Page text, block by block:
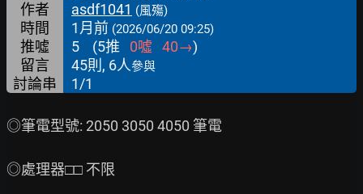
作者 asdf1041 (風殤)
時間 1月前 (2026/06/20 09:25)
推噓 5 (5推 0噓 40→)
留言
45則, 6人參與
討論串 1/1
◎筆電型號: 2050 3050 4050 筆電
◎處理器□□ 不限